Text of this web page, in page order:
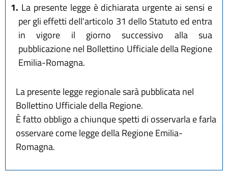
1. La presente legge è dichiarata urgente ai sensi e
per gli effetti dell'articolo 31 dello Statuto ed entra
in vigore il giorno successivo alla sua
pubblicazione nel Bollettino Ufficiale della Regione
Emilia-Romagna.
La presente legge regionale sarà pubblicata nel
Bollettino Ufficiale della Regione.
È fatto obbligo a chiunque spetti di osservarla e farla
osservare come legge della Regione Emilia-
Romagna.